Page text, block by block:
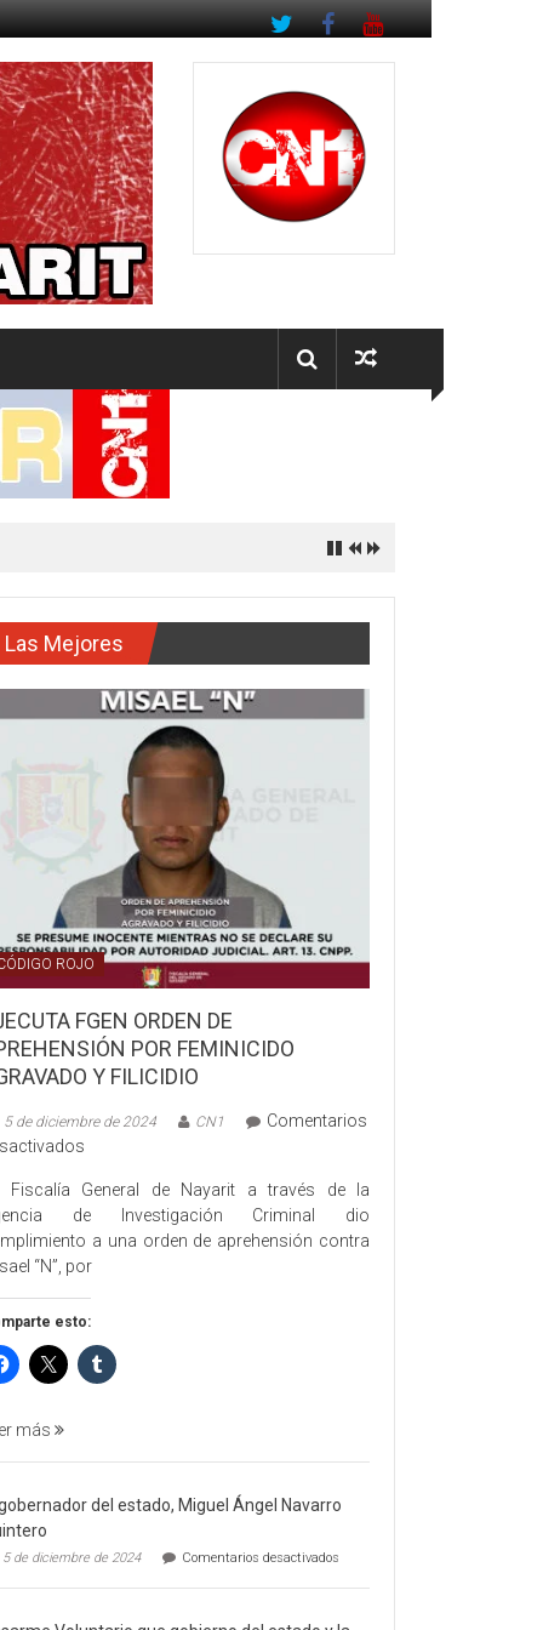
Las Mejores
ROJO
FGEN ORDEN DE
POR FEMINICIDO
Y FILICIDIO
5 de diciembre de 2024 CN1
Comentarios
FGEN
ORDEN
DE
APREHENSIÓN
POR
FEMINICIDO
AGRAVADO
Y
Fiscalía General de Nayarit a través de la
de Investigación Criminal dio
a una orden de aprehensión contra
“N”, por
esto:
más
del estado, Miguel Ángel Navarro
5 de diciembre de 2024 Comentarios desactivados
gobernador